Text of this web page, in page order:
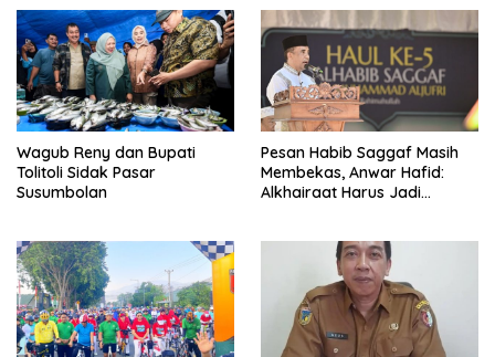
Wagub Reny dan Bupati
Tolitoli Sidak Pasar
Susumbolan
Pesan Habib Saggaf Masih
Membekas, Anwar Hafid:
Alkhairaat Harus Jadi